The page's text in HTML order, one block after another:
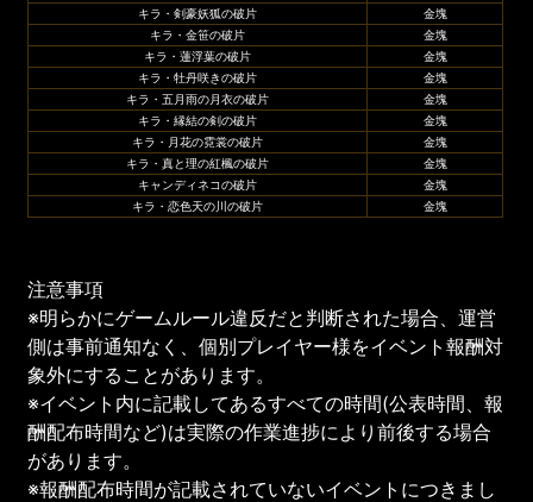
キラ・剣豪妖狐の破片
金塊
キラ・金笹の破片
金塊
キラ・蓮浮葉の破片
金塊
キラ・牡丹咲きの破片
金塊
キラ・五月雨の月衣の破片
金塊
キラ・縁結の剣の破片
金塊
キラ・月花の霓裳の破片
金塊
キラ・真と理の紅楓の破片
金塊
キャンディネコの破片
金塊
キラ・恋色天の川の破片
金塊
注意事項
※明らかにゲームルール違反だと判断された場合、運営
側は事前通知なく、個別プレイヤー様をイベント報酬対
象外にすることがあります。
※イベント内に記載してあるすべての時間(公表時間、報
酬配布時間など)は実際の作業進捗により前後する場合
があります。
※報酬配布時間が記載されていないイベントにつきまし